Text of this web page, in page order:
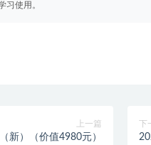
习使用。
上一篇
新）（价值4980元）
下